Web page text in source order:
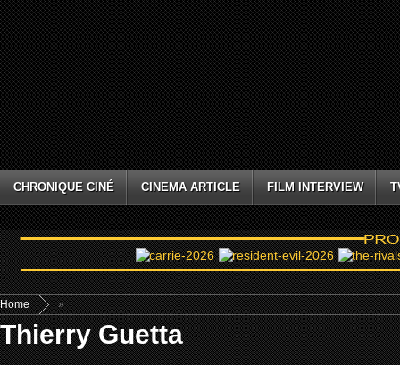
CHRONIQUE CINÉ CINEMA ARTICLE FILM INTERVIEW
Home »
Thierry Guetta